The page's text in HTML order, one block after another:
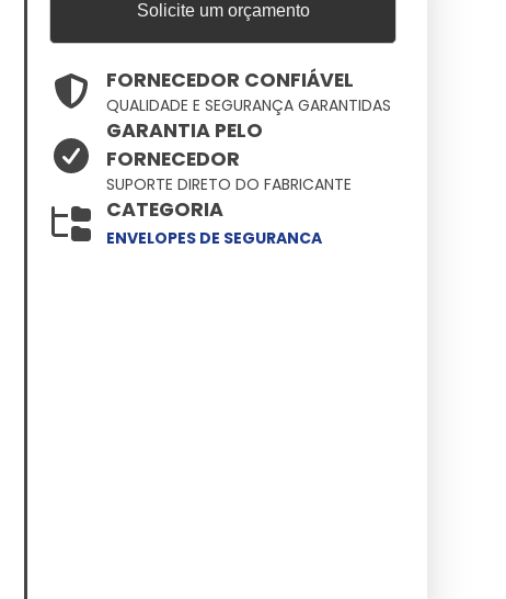
Solicite um orçamento
FORNECEDOR CONFIÁVEL
QUALIDADE E SEGURANÇA GARANTIDAS
GARANTIA PELO
FORNECEDOR
SUPORTE DIRETO DO FABRICANTE
CATEGORIA
ENVELOPES DE SEGURANCA